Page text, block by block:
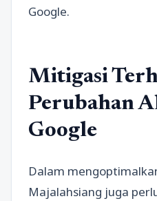
Google.
Mitigasi
Perubahan
Google
Dalam
Majalahsiang juga